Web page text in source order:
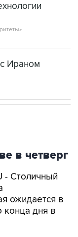
Ираном
в четверг
- Столичный
ожидается в
дня в